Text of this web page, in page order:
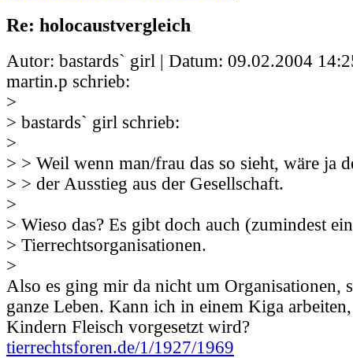
Re: holocaustvergleich
Autor: bastards` girl | Datum: 09.02.2004
martin.p schrieb:
>
> bastards` girl schrieb:
>
> > Weil wenn man/frau das so sieht, wäre ja
> > der Ausstieg aus der Gesellschaft.
>
> Wieso das? Es gibt doch auch (zumindest
> Tierrechtsorganisationen.
>
Also es ging mir da nicht um Organisationen,
ganze Leben. Kann ich in einem Kiga
Kindern Fleisch vorgesetzt wird?
tierrechtsforen.de/1/1927/1969